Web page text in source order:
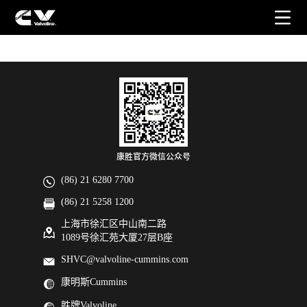
康胜官方微信公众号
(86) 21 6280 7700
(86) 21 5258 1200
上海市徐汇区中山南二路
1089号徐汇苑大厦27层B座
SHVC@valvoline-cummins.com
康明斯Cummins